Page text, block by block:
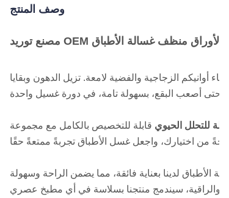
وصف المنتج
مصنع توريد OEM لأوراق منظف غسالة الأطباق
الزجاجية والفضية لامعة. تزيل الدهون وبقايا
للتحلل الحيوي قابلة للتخصيص بالكامل مع مجموعة
الأطباق لدينا بعناية فائقة، مما يضمن الراحة وسهولة